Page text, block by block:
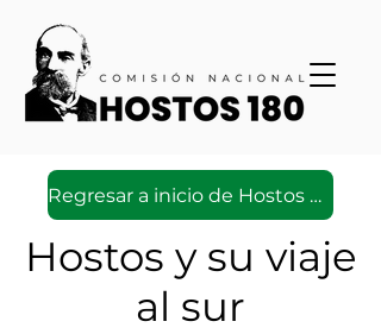
Regresar a inicio de Hostos Virtual
Hostos y su viaje
al sur